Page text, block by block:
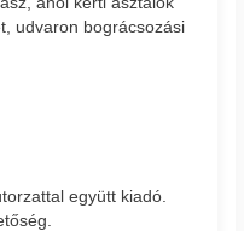
udvaron bográcsozási
együtt kiadó.